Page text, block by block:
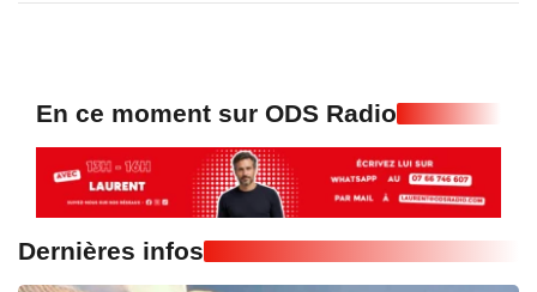
En ce moment sur ODS Radio
Dernières infos